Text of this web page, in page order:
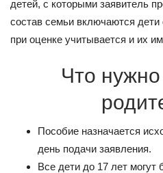
детей, с которыми заявитель
состав семьи включаются
при оценке учитывается и их
Что
Пособие назначается
день подачи заявления.
Все дети до 17 лет могут